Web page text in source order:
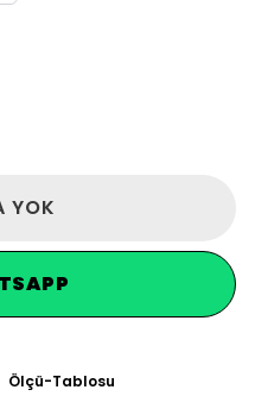
YOK
Ölçü-Tablosu